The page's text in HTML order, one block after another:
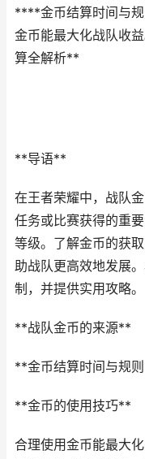
****金币结算时间与
金币能最大化战队收
算全解析**
**导语**
在王者荣耀中，战队
任务或比赛获得的重
等级。了解金币的获
助战队更高效地发展
制，并提供实用攻略。
**战队金币的来源**
**金币结算时间与规
**金币的使用技巧**
合理使用金币能最大